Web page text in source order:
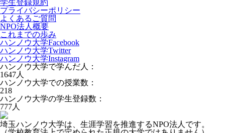
学生登録規約
プライバシーポリシー
よくあるご質問
NPO法人概要
これまでの歩み
ハンノウ大学Facebook
ハンノウ大学Twitter
ハンノウ大学Instagram
ハンノウ大学で学んだ人：
1647人
ハンノウ大学での授業数：
218
ハンノウ大学の学生登録数：
777人
埼玉ハンノウ大学は、生涯学習を推進するNPO法人です。